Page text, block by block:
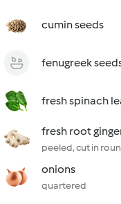
cumin seeds
fenugreek
fresh spinach
fresh root
peeled, cut in
onions
quartered